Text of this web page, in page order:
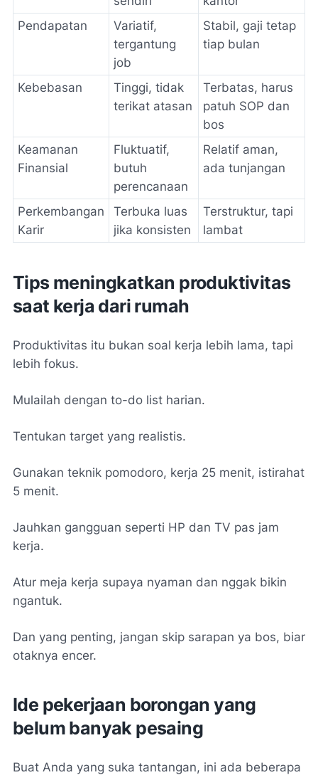
Pendapatan
Variatif,
tergantung
job
Stabil, gaji tetap
tiap bulan
Kebebasan
Tinggi, tidak
terikat atasan
Terbatas, harus
patuh SOP dan
bos
Keamanan
Finansial
Fluktuatif,
butuh
perencanaan
Relatif aman,
ada tunjangan
Perkembangan
Karir
Terbuka luas
jika konsisten
Terstruktur, tapi
lambat
Tips meningkatkan produktivitas
saat kerja dari rumah
Produktivitas itu bukan soal kerja lebih lama, tapi
lebih fokus.
Mulailah dengan to-do list harian.
Tentukan target yang realistis.
Gunakan teknik pomodoro, kerja 25 menit, istirahat
5 menit.
Jauhkan gangguan seperti HP dan TV pas jam
kerja.
Atur meja kerja supaya nyaman dan nggak bikin
ngantuk.
Dan yang penting, jangan skip sarapan ya bos, biar
otaknya encer.
Ide pekerjaan borongan yang
belum banyak pesaing
Buat Anda yang suka tantangan, ini ada beberapa